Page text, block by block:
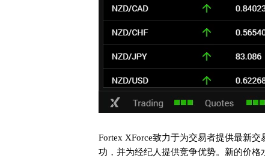
Fortex XForce致力于为交易者提供最新
功，并为经纪人提供竞争优势。新的价格